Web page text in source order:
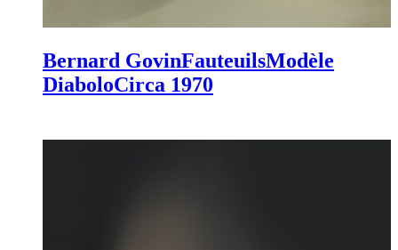
Bernard GovinFauteuilsModèle
DiaboloCirca 1970